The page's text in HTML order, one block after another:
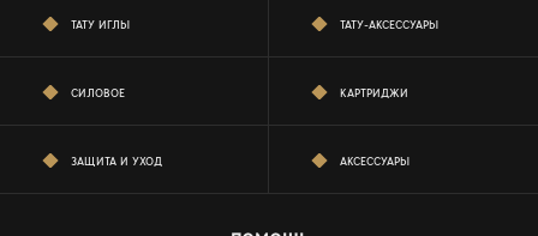
ТАТУ ИГЛЫ ТАТУ-АКСЕССУАРЫ
СИЛОВОЕ КАРТРИДЖИ
ЗАЩИТА И УХОД АКСЕССУАРЫ